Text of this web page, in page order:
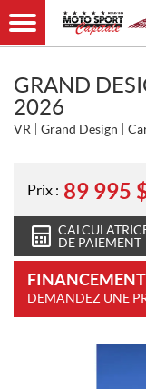
GRAND
2026
VR Grand Design
Prix : 89 995
DE PAIEMENT
DEMANDEZ UNE